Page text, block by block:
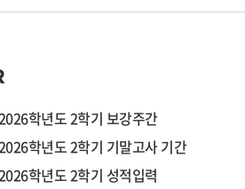
학년도 2학기 보강주간
학년도 2학기 기말고사 기간
학년도 2학기 성적입력